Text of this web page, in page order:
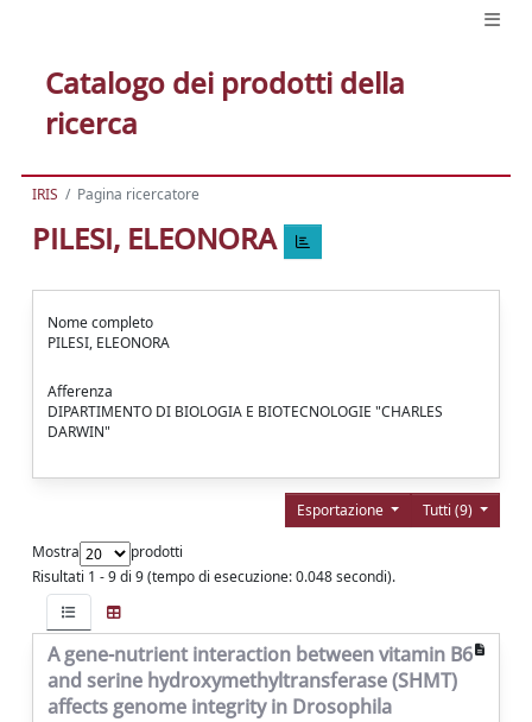
Catalogo dei prodotti della
ricerca
IRIS Pagina ricercatore
PILESI, ELEONORA
Nome completo
PILESI, ELEONORA
Afferenza
DIPARTIMENTO DI BIOLOGIA E BIOTECNOLOGIE "CHARLES
DARWIN"
Tutti (9)
Esportazione
Mostra
prodotti
Risultati 1 - 9 di 9 (tempo di esecuzione: 0.048 secondi).
A gene-nutrient interaction between vitamin B6
and serine hydroxymethyltransferase (SHMT)
affects genome integrity in Drosophila